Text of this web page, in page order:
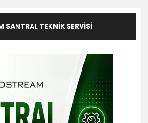
SANTRAL TEKNIK SERVISI